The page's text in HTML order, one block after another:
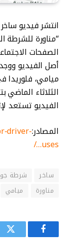
انتشر فيديو
“مناورة للشرطة
الصفحات
أصل الفيديو
ميامي، فلوريدا
الفيديو تستعد
المصادر:driver-
uses…/
ساخر شرطة
مناورة
ميامي
فيسبوك